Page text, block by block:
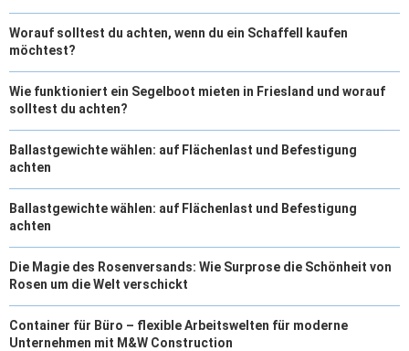
Worauf solltest du achten, wenn du ein Schaffell kaufen
möchtest?
Wie funktioniert ein Segelboot mieten in Friesland und worauf
solltest du achten?
Ballastgewichte wählen: auf Flächenlast und Befestigung
achten
Ballastgewichte wählen: auf Flächenlast und Befestigung
achten
Die Magie des Rosenversands: Wie Surprose die Schönheit von
Rosen um die Welt verschickt
Container für Büro – flexible Arbeitswelten für moderne
Unternehmen mit M&W Construction